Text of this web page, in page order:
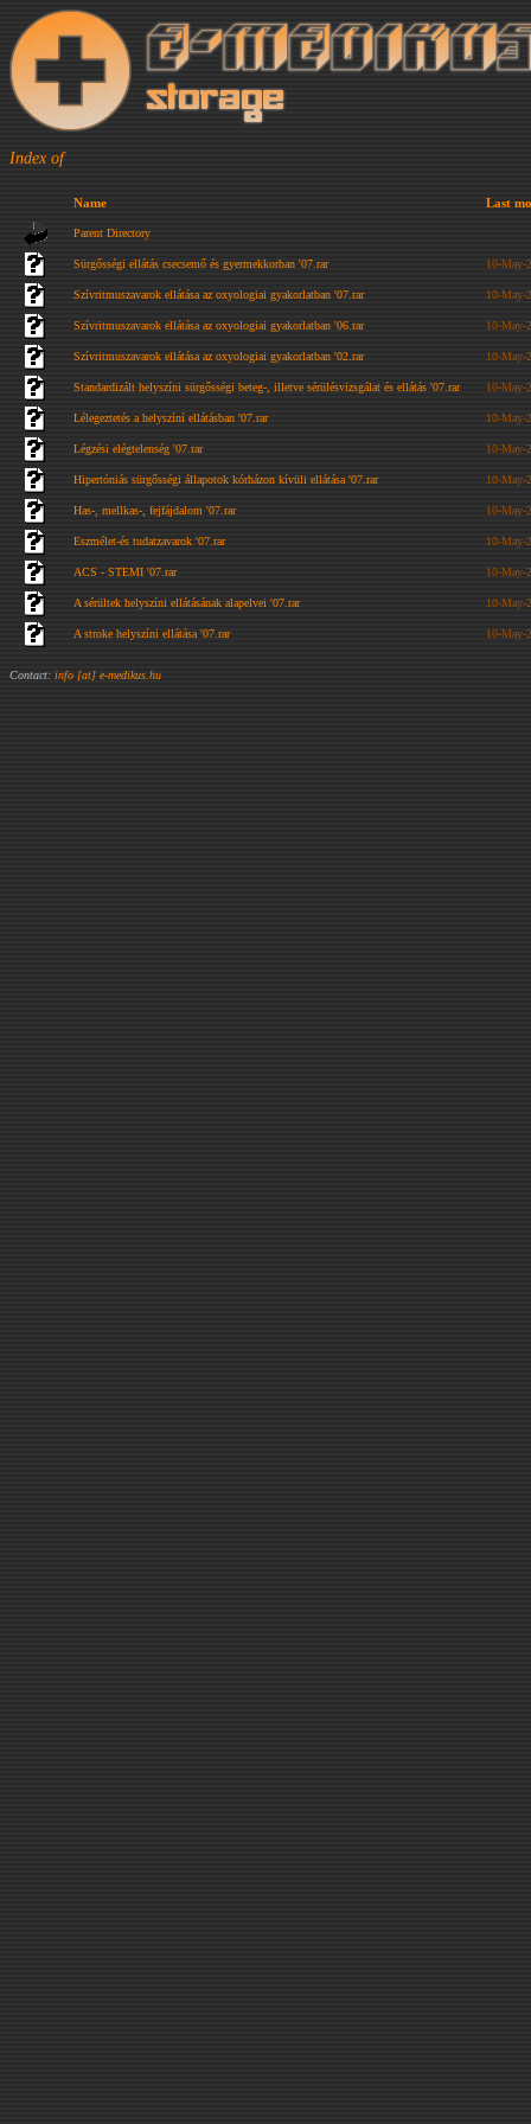
Index of
Name Last
Parent Directory
Sürgősségi ellátás csecsemő és gyermekkorban '07.rar 10-May-
Szívritmuszavarok ellátása az oxyologiai gyakorlatban '07.rar 10-May-
Szívritmuszavarok ellátása az oxyologiai gyakorlatban '06.rar 10-May-
Szívritmuszavarok ellátása az oxyologiai gyakorlatban '02.rar 10-May-
Standardizált helyszíni sürgősségi beteg-, illetve sérülésvizsgálat és ellátás '07.rar 10-May-
Lélegeztetés a helyszíní ellátásban '07.rar 10-May-
Légzési elégtelenség '07.rar 10-May-
Hipertóniás sürgősségi állapotok kórházon kívüli ellátása '07.rar 10-May-
Has-, mellkas-, fejfájdalom '07.rar 10-May-
Eszmélet-és tudatzavarok '07.rar 10-May-
ACS - STEMI '07.rar 10-May-
A sérültek helyszíni ellátásának alapelvei '07.rar 10-May-
A stroke helyszíni ellátása '07.rar 10-May-
Contact: info [at] e-medikus.hu